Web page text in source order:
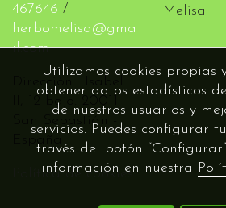
467646 /
herbomelisa@gma
il.com
Dirección: Isabel
II, 12 bajo. 20011
San Sebastián -
Melisa
Política de cookies
Utilizamos cookies propias
obtener datos estadísticos
de nuestros usuarios y
servicios. Puedes configurar
través del botón
información en nuestra